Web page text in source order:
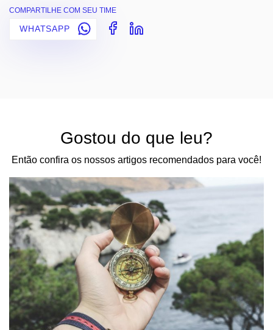
COMPARTILHE COM SEU TIME
WHATSAPP
Gostou do que leu?
Então confira os nossos artigos recomendados para você!